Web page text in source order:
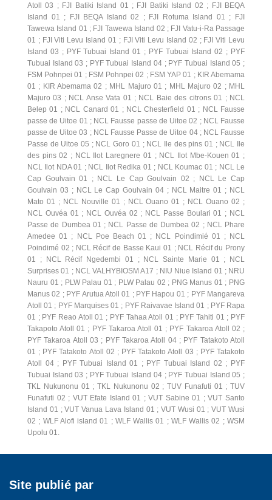
Atoll 03 ; FJI Batiki Island 01 ; FJI Batiki Island 02 ; FJI BEQA
Island 01 ; FJI BEQA Island 02 ; FJI Rotuma Island 01 ; FJI
Tawewa Island 01 ; FJI Tawewa Island 02 ; FJI Vatu-i-Ra Passage
01 ; FJI Viti Levu Island 01 ; FJI Viti Levu Island 02 ; FJI Viti Levu
Island 03 ; PYF Tubuai Island 01 ; PYF Tubuai Island 02 ; PYF
Tubuai Island 03 ; PYF Tubuai Island 04 ; PYF Tubuai Island 05 ;
FSM Pohnpei 01 ; FSM Pohnpei 02 ; FSM YAP 01 ; KIR Abemama
01 ; KIR Abemama 02 ; MHL Majuro 01 ; MHL Majuro 02 ; MHL
Majuro 03 ; NCL Anse Vata 01 ; NCL Baie des citrons 01 ; NCL
Belep 01 ; NCL Canard 01 ; NCL Chesterfield 01 ; NCL Fausse
passe de Uitoe 01 ; NCL Fausse passe de Uitoe 02 ; NCL Fausse
passe de Uitoe 03 ; NCL Fausse Passe de Uitoe 04 ; NCL Fausse
Passe de Uitoe 05 ; NCL Goro 01 ; NCL Ile des pins 01 ; NCL Ile
des pins 02 ; NCL Ilot Laregnere 01 ; NCL Ilot Mbe-Kouen 01 ;
NCL Ilot NDA 01 ; NCL Ilot Redika 01 ; NCL Koumac 01 ; NCL Le
Cap Goulvain 01 ; NCL Le Cap Goulvain 02 ; NCL Le Cap
Goulvain 03 ; NCL Le Cap Goulvain 04 ; NCL Maitre 01 ; NCL
Mato 01 ; NCL Nouville 01 ; NCL Ouano 01 ; NCL Ouano 02 ;
NCL Ouvéa 01 ; NCL Ouvéa 02 ; NCL Passe Boulari 01 ; NCL
Passe de Dumbea 01 ; NCL Passe de Dumbea 02 ; NCL Phare
Amedee 01 ; NCL Poe Beach 01 ; NCL Poindimié 01 ; NCL
Poindimé 02 ; NCL Récif de Basse Kaui 01 ; NCL Récif du Prony
01 ; NCL Récif Ngedembi 01 ; NCL Sainte Marie 01 ; NCL
Surprises 01 ; NCL VALHYBIOSM A17 ; NIU Niue Island 01 ; NRU
Nauru 01 ; PLW Palau 01 ; PLW Palau 02 ; PNG Manus 01 ; PNG
Manus 02 ; PYF Arutua Atoll 01 ; PYF Hapou 01 ; PYF Mangareva
Atoll 01 ; PYF Marquises 01 ; PYF Raivavae Island 01 ; PYF Rapa
01 ; PYF Reao Atoll 01 ; PYF Tahaa Atoll 01 ; PYF Tahiti 01 ; PYF
Takapoto Atoll 01 ; PYF Takaroa Atoll 01 ; PYF Takaroa Atoll 02 ;
PYF Takaroa Atoll 03 ; PYF Takaroa Atoll 04 ; PYF Tatakoto Atoll
01 ; PYF Tatakoto Atoll 02 ; PYF Tatakoto Atoll 03 ; PYF Tatakoto
Atoll 04 ; PYF Tubuai Island 01 ; PYF Tubuai Island 02 ; PYF
Tubuai Island 03 ; PYF Tubuai Island 04 ; PYF Tubuai Island 05 ;
TKL Nukunonu 01 ; TKL Nukunonu 02 ; TUV Funafuti 01 ; TUV
Funafuti 02 ; VUT Efate Island 01 ; VUT Sabine 01 ; VUT Santo
Island 01 ; VUT Vanua Lava Island 01 ; VUT Wusi 01 ; VUT Wusi
02 ; WLF Alofi island 01 ; WLF Wallis 01 ; WLF Wallis 02 ; WSM
Upolu 01.
Site publié par